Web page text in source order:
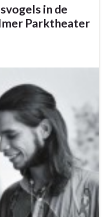
in de
Parktheater